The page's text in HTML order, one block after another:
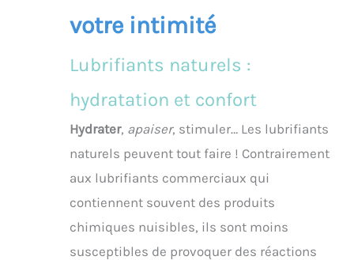
votre intimité
Lubrifiants naturels :
hydratation et confort
Hydrater, apaiser, stimuler… Les lubrifiants
naturels peuvent tout faire ! Contrairement
aux lubrifiants commerciaux qui
contiennent souvent des produits
chimiques nuisibles, ils sont moins
susceptibles de provoquer des réactions